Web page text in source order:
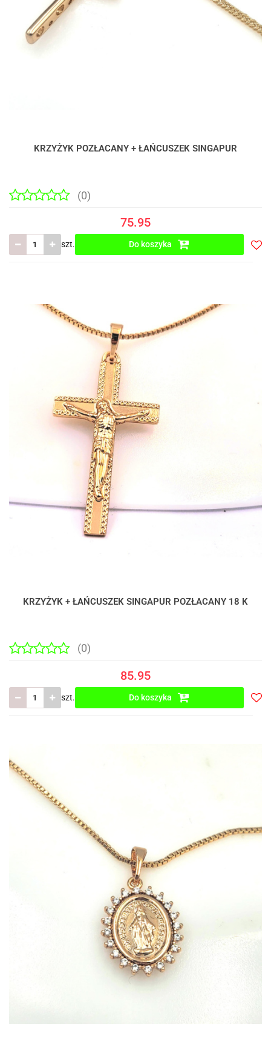
KRZYŻYK POZŁACANY + ŁAŃCUSZEK SINGAPUR
(0)
75.95
szt. Do koszyka
KRZYŻYK + ŁAŃCUSZEK SINGAPUR POZŁACANY 18 K
(0)
85.95
szt. Do koszyka